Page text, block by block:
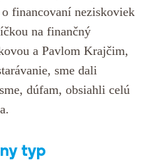
financovaní neziskoviek
na finančný
a Pavlom Krajčim,
sme dali
dúfam, obsiahli celú
typ